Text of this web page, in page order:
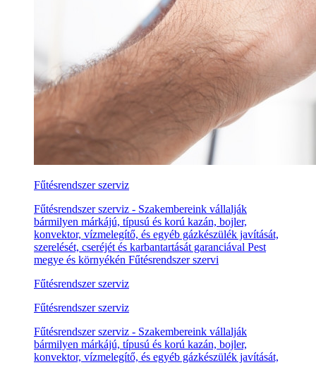
Fűtésrendszer szerviz
Fűtésrendszer szerviz - Szakembereink vállalják
bármilyen márkájú, típusú és korú kazán, bojler,
konvektor, vízmelegítő, és egyéb gázkészülék javítását,
szerelését, cseréjét és karbantartását garanciával Pest
megye és környékén Fűtésrendszer szervi
Fűtésrendszer szerviz
Fűtésrendszer szerviz
Fűtésrendszer szerviz - Szakembereink vállalják
bármilyen márkájú, típusú és korú kazán, bojler,
konvektor, vízmelegítő, és egyéb gázkészülék javítását,